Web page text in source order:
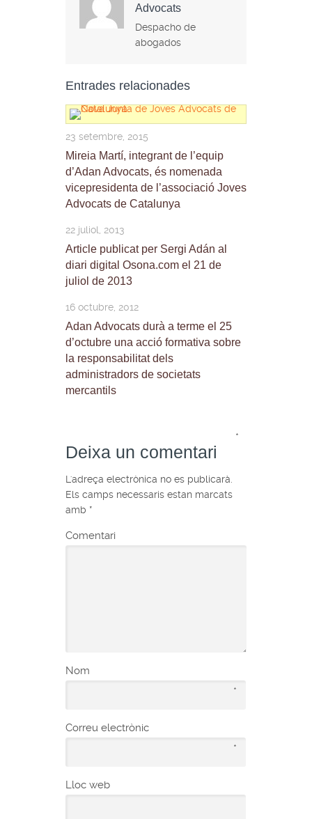
Advocats
Despacho de
abogados
Entrades relacionades
23 setembre, 2015
Mireia Martí, integrant de l’equip
d’Adan Advocats, és nomenada
vicepresidenta de l’associació Joves
Advocats de Catalunya
22 juliol, 2013
Article publicat per Sergi Adán al
diari digital Osona.com el 21 de
juliol de 2013
16 octubre, 2012
Adan Advocats durà a terme el 25
d’octubre una acció formativa sobre
la responsabilitat dels
administradors de societats
mercantils
Deixa un comentari
L'adreça electrònica no es publicarà.
Els camps necessaris estan marcats
amb *
Comentari
*
Nom
*
Correu electrònic
*
Lloc web